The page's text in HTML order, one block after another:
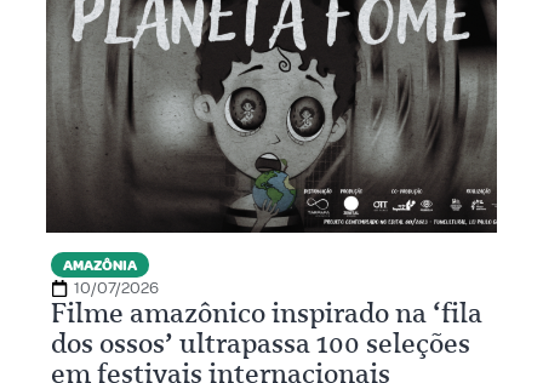
AMAZÔNIA
10/07/2026
Filme amazônico inspirado na ‘fila
dos ossos’ ultrapassa 100 seleções
em festivais internacionais